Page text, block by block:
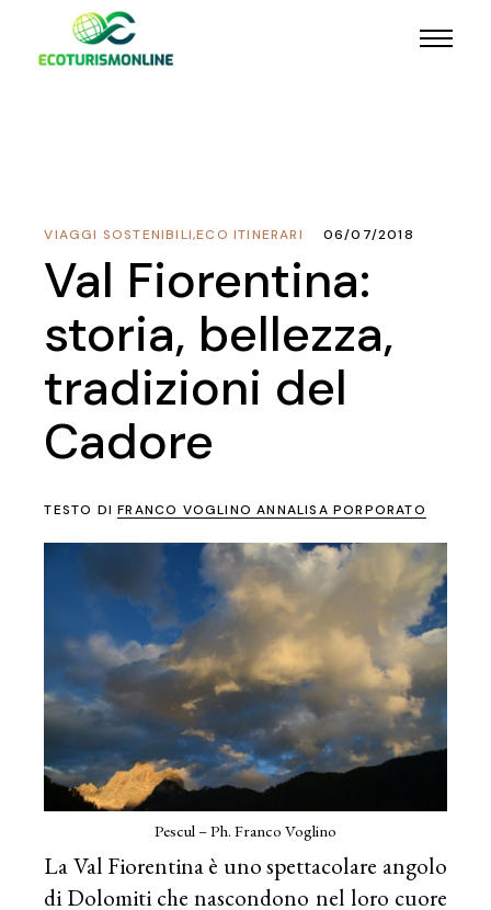
ECO ITINERARI
,
VIAGGI SOSTENIBILI 06/07/2018
Val Fiorentina:
storia, bellezza,
tradizioni del
Cadore
TESTO DIFRANCO VOGLINO ANNALISA PORPORATO
Pescul – Ph. Franco Voglino
La Val Fiorentina è uno spettacolare angolo
di Dolomiti che nascondono nel loro cuore